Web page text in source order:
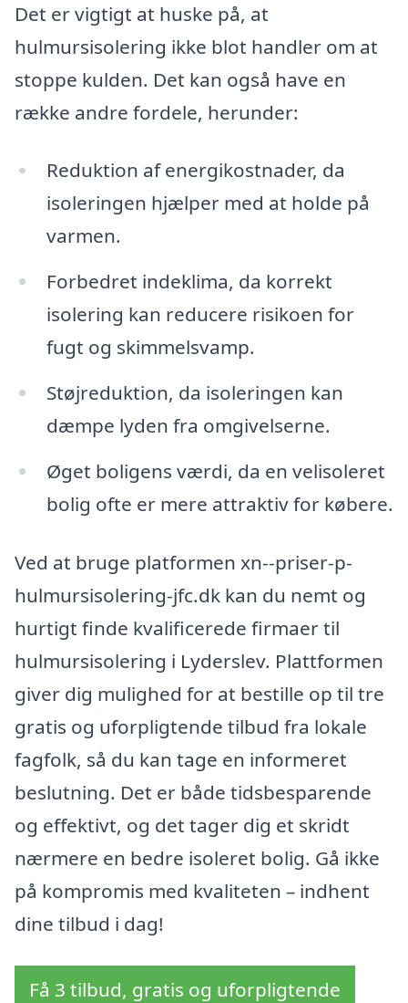
Det er vigtigt at huske på, at
hulmursisolering ikke blot handler om at
stoppe kulden. Det kan også have en
række andre fordele, herunder:
Reduktion af energikostnader, da
isoleringen hjælper med at holde på
varmen.
Forbedret indeklima, da korrekt
isolering kan reducere risikoen for
fugt og skimmelsvamp.
Støjreduktion, da isoleringen kan
dæmpe lyden fra omgivelserne.
Øget boligens værdi, da en velisoleret
bolig ofte er mere attraktiv for købere.
Ved at bruge platformen xn--priser-p-
hulmursisolering-jfc.dk kan du nemt og
hurtigt finde kvalificerede firmaer til
hulmursisolering i Lyderslev. Plattformen
giver dig mulighed for at bestille op til tre
gratis og uforpligtende tilbud fra lokale
fagfolk, så du kan tage en informeret
beslutning. Det er både tidsbesparende
og effektivt, og det tager dig et skridt
nærmere en bedre isoleret bolig. Gå ikke
på kompromis med kvaliteten – indhent
dine tilbud i dag!
Få 3 tilbud, gratis og uforpligtende